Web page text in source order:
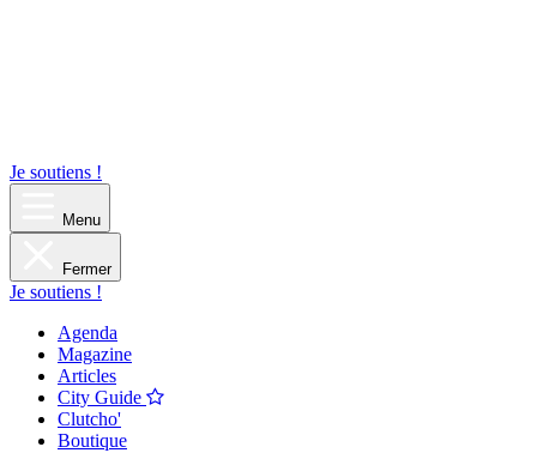
Je soutiens !
Menu
Fermer
Je soutiens !
Agenda
Magazine
Articles
City Guide
Clutcho'
Boutique